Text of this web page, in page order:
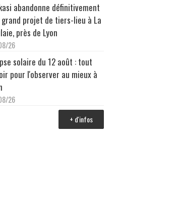
abandonne définitivement
projet de tiers-lieu à La
près de Lyon
26
solaire du 12 août : tout
pour l'observer au mieux à
26
+ d'infos